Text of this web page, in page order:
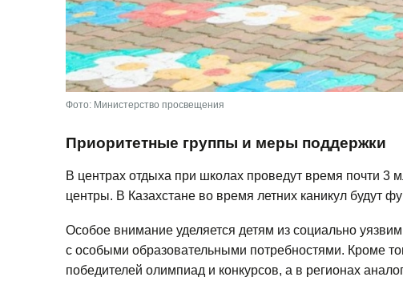
Фото: Министерство просвещения
Приоритетные группы и меры поддержки
В центрах отдыха при школах проведут время почти 3
центры. В Казахстане во время летних каникул будут
Особое внимание уделяется детям из социально
с особыми образовательными потребностями. Кроме
победителей олимпиад и конкурсов, а в регионах